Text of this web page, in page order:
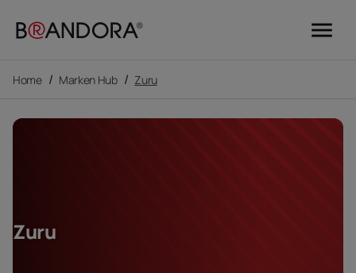
menu
Home / Marken Hub / Zuru
Zuru